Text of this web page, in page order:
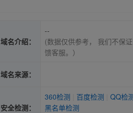
域名介绍：
--
(数据仅供参考， 我们不保
馈客服。）
域名来源：
安全检测：
360检测 百度检测
QQ检
黑名单检测